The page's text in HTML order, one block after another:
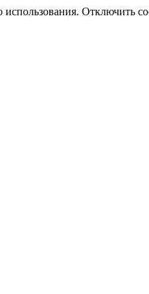
Отключить